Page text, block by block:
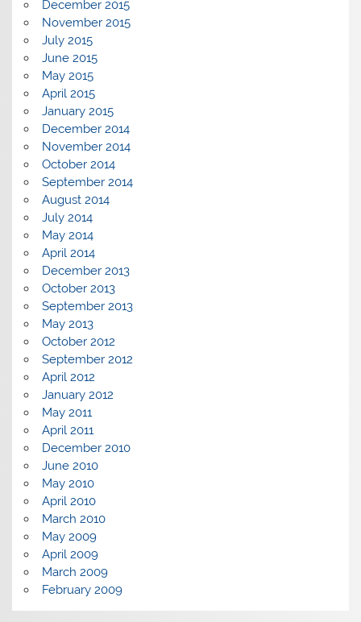
December 2015
November 2015
July 2015
June 2015
May 2015
April 2015
January 2015
December 2014
November 2014
October 2014
September 2014
August 2014
July 2014
May 2014
April 2014
December 2013
October 2013
September 2013
May 2013
October 2012
September 2012
April 2012
January 2012
May 2011
April 2011
December 2010
June 2010
May 2010
April 2010
March 2010
May 2009
April 2009
March 2009
February 2009